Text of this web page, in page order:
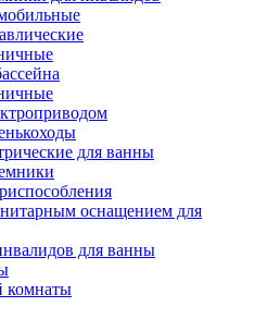
для ванны
оснащением для
для ванны
комнаты